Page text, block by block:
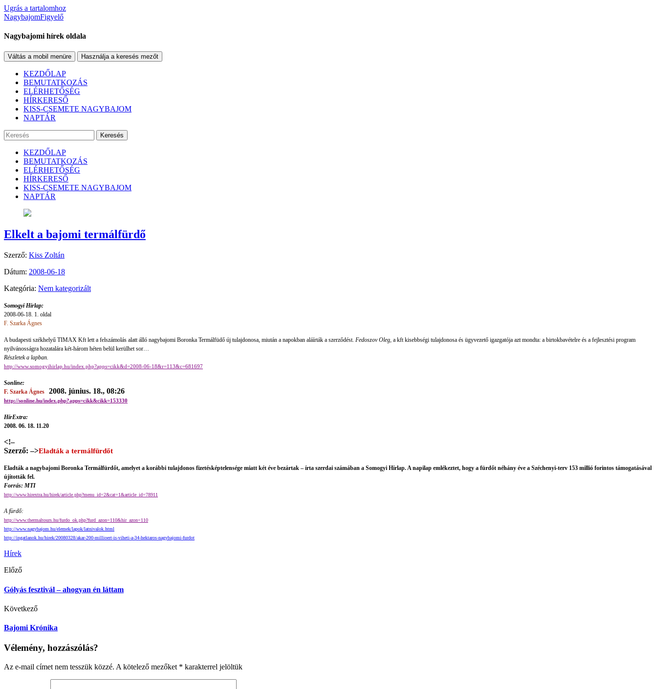
Ugrás a tartalomhoz
NagybajomFigyelő
Nagybajomi hírek oldala
Váltás a mobil menüre Használja a keresés mezőt
KEZDŐLAP
BEMUTATKOZÁS
ELÉRHETŐSÉG
HÍRKERESŐ
KISS-CSEMETE NAGYBAJOM
NAPTÁR
Keresés
KEZDŐLAP
BEMUTATKOZÁS
ELÉRHETŐSÉG
HÍRKERESŐ
KISS-CSEMETE NAGYBAJOM
NAPTÁR
Elkelt a bajomi termálfürdő
Szerző: Kiss Zoltán
Dátum: 2008-06-18
Kategória: Nem kategorizált
Somogyi Hírlap:
2008-06-18. 1. oldal
F. Szarka Ágnes
A budapesti székhelyű TIMAX Kft lett a felszámolás alatt álló nagybajomi Boronka Termálfüdő új tulajdonosa, miután a napokban aláírták a szerződést. Fedoszov Oleg, a kft kisebbségi tulajdonosa és ügyvezető igazgatója azt mondta: a birtokbavételre és a fejlesztési program
nyilvánosságra hozatalára két-három héten belül kerülhet sor…
Részletek a lapban.
http://www.somogyihirlap.hu/index.php?apps=cikk&d=2008-06-18&r=113&c=681697
Sonline:
F. Szarka Ágnes
2008. június. 18., 08:26
http://sonline.hu/index.php?apps=cikk&cikk=153330
HírExtra:
2008. 06. 18. 11.20
<!–
Szerző: –>Eladták a termálfürdőt
Eladták a nagybajomi Boronka Termálfürdőt, amelyet a korábbi tulajdonos fizetésképtelensége miatt két éve bezártak – írta szerdai számában a Somogyi Hírlap. A napilap emlékeztet, hogy a fürdőt néhány éve a Széchenyi-terv 153 millió forintos támogatásával
újították fel.
Forrás: MTI
http://www.hirextra.hu/hirek/article.php?menu_id=2&cat=1&article_id=78911
A fürdő:
http://www.thermaltours.hu/furdo_ok.php?furd_azon=110&hir_azon=110
http://www.nagybajom.hu/elemek/lapok/latnivalok.html
http://ingatlanok.hu/hirek/20080328/akar-200-millioert-is-viheti-a-34-hektaros-nagybajomi-furdot
Hírek
Előző
Gólyás fesztivál – ahogyan én láttam
Következő
Bajomi Krónika
Vélemény, hozzászólás?
Az e-mail címet nem tesszük közzé. A kötelező mezőket * karakterrel jelöltük